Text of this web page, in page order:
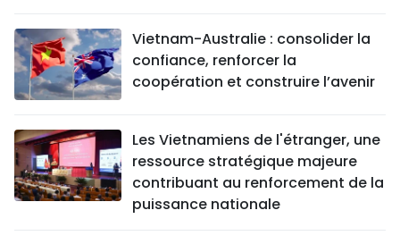
Vietnam-Australie : consolider la
confiance, renforcer la
coopération et construire l’avenir
Les Vietnamiens de l'étranger, une
ressource stratégique majeure
contribuant au renforcement de la
puissance nationale